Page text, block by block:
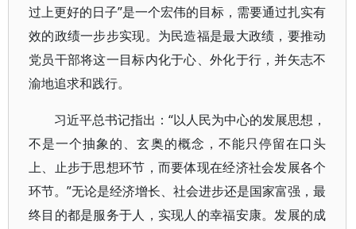
过上更好的日子”是一个宏伟的目标，需要通过扎实有
效的政绩一步步实现。为民造福是最大政绩，要推动
党员干部将这一目标内化于心、外化于行，并矢志不
渝地追求和践行。
习近平总书记指出：“以人民为中心的发展思想，
不是一个抽象的、玄奥的概念，不能只停留在口头
上、止步于思想环节，而要体现在经济社会发展各个
环节。”无论是经济增长、社会进步还是国家富强，最
终目的都是服务于人，实现人的幸福安康。发展的成